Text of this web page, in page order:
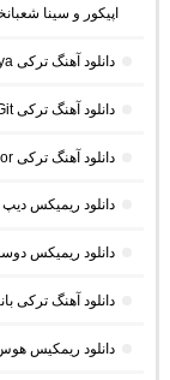
اپیکور و سینا
دانلود آهنگ ترکی Ah Be Manolya از بوراک بولوت
دانلود آهنگ ترکی Topla Git از کورتولوش کوش
دانلود آهنگ ترکی Kalbine Sor از Bahadır Macit و Tunahan Sakar
دانلود ریمیکس دیپ نایت 2 از احسان رمزی (ریمیکس
دانلود ریمیکس
دانلود آهنگ ترکی
دانلود ریمکیس